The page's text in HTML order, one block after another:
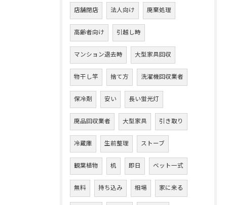
店舗閉店 法人向け 廃棄処理
高齢者向け 引越し時
マンション退去時 大型家具回収
物干し竿 捨て方 洗濯機回収業者
保冷剤 安い 長い蛍光灯
廃品回収業者 大型家具 引き取り
冷蔵庫 生前整理 ストーブ
観葉植物 机 即日 ベット一式
無料 持ち込み 相場 家に来る